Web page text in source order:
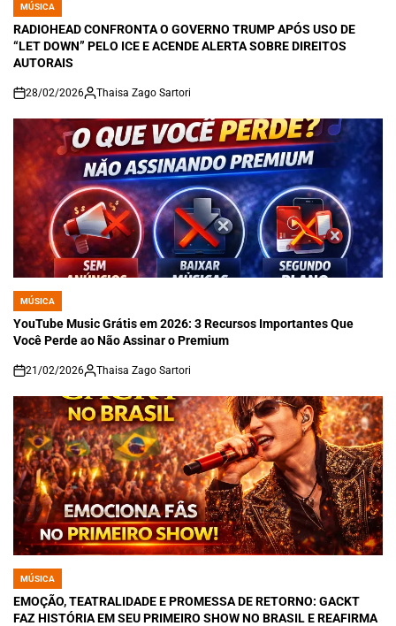
POSTED
IN
MÚSICA
RADIOHEAD CONFRONTA O GOVERNO TRUMP APÓS USO DE
“LET DOWN” PELO ICE E ACENDE ALERTA SOBRE DIREITOS
AUTORAIS
on
28/02/2026 Thaisa Zago Sartori
POSTED
IN
MÚSICA
YouTube Music Grátis em 2026: 3 Recursos Importantes Que
Você Perde ao Não Assinar o Premium
on
21/02/2026 Thaisa Zago Sartori
POSTED
IN
MÚSICA
EMOÇÃO, TEATRALIDADE E PROMESSA DE RETORNO: GACKT
FAZ HISTÓRIA EM SEU PRIMEIRO SHOW NO BRASIL E REAFIRMA